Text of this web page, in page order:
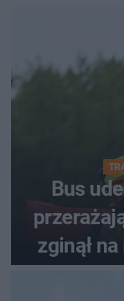
Bus
zginął